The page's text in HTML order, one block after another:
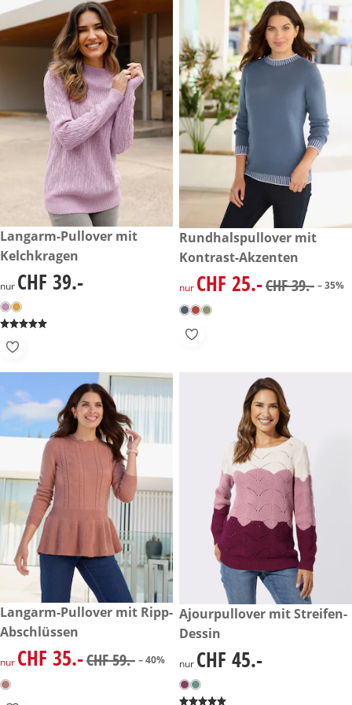
CHF 39.-
Langarm-Pullover mit
Kelchkragen
CHF 39.-
nur CHF 39.-
reduzierter Preis CHF 25.-,
-35%
Rundhalspullover mit
Kontrast-Akzenten
reduzierter Preis CHF 25.-,
nur CHF 25.-CHF 39.- – 35%
reduzierter Preis CHF 35.-, vorheriger Preis: CHF 59.-
-40%
Langarm-Pullover mit Ripp-
Abschlüssen
reduzierter Preis CHF 35.-, vorheriger Preis: CHF 59.-
nur CHF 35.-CHF 59.- – 40%
CHF 45.-
Ajourpullover mit Streifen-
Dessin
CHF 45.-
nur CHF 45.-